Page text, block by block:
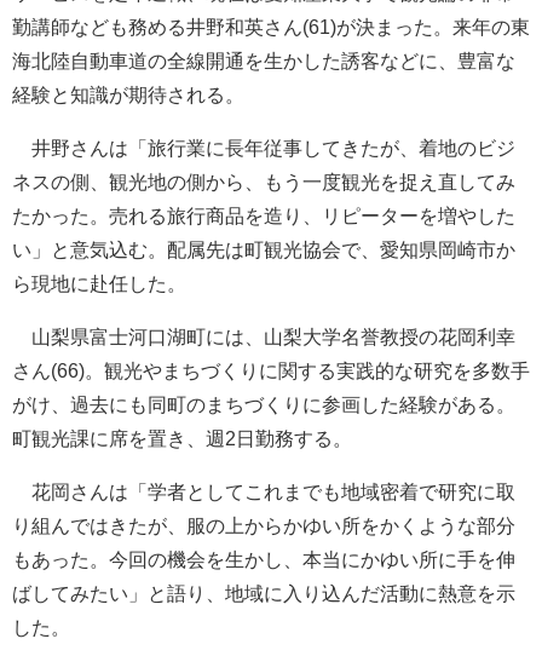
勤講師なども務める井野和英さん(61)が決まった。来年の東
海北陸自動車道の全線開通を生かした誘客などに、豊富な
経験と知識が期待される。
井野さんは「旅行業に長年従事してきたが、着地のビジ
ネスの側、観光地の側から、もう一度観光を捉え直してみ
たかった。売れる旅行商品を造り、リピーターを増やした
い」と意気込む。配属先は町観光協会で、愛知県岡崎市か
ら現地に赴任した。
山梨県富士河口湖町には、山梨大学名誉教授の花岡利幸
さん(66)。観光やまちづくりに関する実践的な研究を多数手
がけ、過去にも同町のまちづくりに参画した経験がある。
町観光課に席を置き、週2日勤務する。
花岡さんは「学者としてこれまでも地域密着で研究に取
り組んではきたが、服の上からかゆい所をかくような部分
もあった。今回の機会を生かし、本当にかゆい所に手を伸
ばしてみたい」と語り、地域に入り込んだ活動に熱意を示
した。